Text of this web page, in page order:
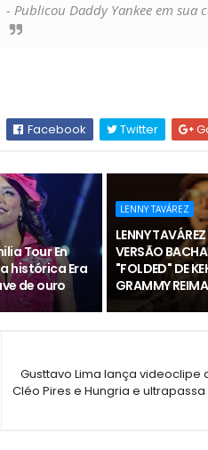
- Publicou Daddy Yankee em sua
Facebook Twitter
Tour En
histórica Era
de ouro
LENNY TAVÁREZ
LENNY
VERSÃO
"FOLDED" DE
GRAMMY
Gusttavo Lima lança
Cléo Pires e Hungria e